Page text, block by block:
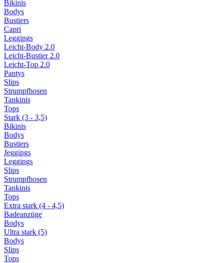
Bikinis
Bodys
Bustiers
Capri
Leggings
Leicht-Body 2.0
Leicht-Bustier 2.0
Leicht-Top 2.0
Pantys
Slips
Strumpfhosen
Tankinis
Tops
Stark (3 - 3,5)
Bikinis
Bodys
Bustiers
Jeggings
Leggings
Slips
Strumpfhosen
Tankinis
Tops
Extra stark (4 - 4,5)
Badeanzüge
Bodys
Ultra stark (5)
Bodys
Slips
Tops